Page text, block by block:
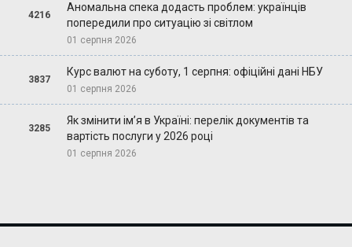
4216
Аномальна спека додасть проблем: українців
попередили про ситуацію зі світлом
01 серпня 2026
3837
Курс валют на суботу, 1 серпня: офіційні дані НБУ
01 серпня 2026
3285
Як змінити ім’я в Україні: перелік документів та
вартість послуги у 2026 році
01 серпня 2026